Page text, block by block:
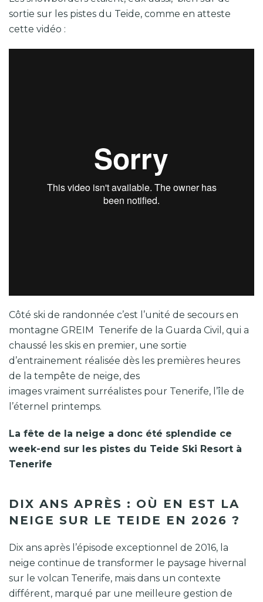
sortie sur les pistes du Teide, comme en atteste
cette vidéo :
Côté ski de randonnée c’est l’unité de secours en
montagne GREIM Tenerife de la Guarda Civil, qui a
chaussé les skis en premier, une sortie
d’entrainement réalisée dès les premières heures
de la tempête de neige, des
images vraiment surréalistes pour Tenerife, l’île de
l’éternel printemps.
La fête de la neige a donc été splendide ce
week-end sur les pistes du Teide Ski Resort à
Tenerife
DIX ANS APRÈS : OÙ EN EST LA
NEIGE SUR LE TEIDE EN 2026 ?
Dix ans après l’épisode exceptionnel de 2016, la
neige continue de transformer le paysage hivernal
sur le volcan Tenerife, mais dans un contexte
différent, marqué par une meilleure gestion de